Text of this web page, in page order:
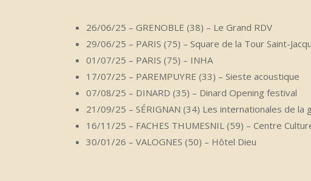
26/06/25 – GRENOBLE (38) – Le Grand RDV
29/06/25 – PARIS (75) – Square de la Tour Saint-
01/07/25 – PARIS (75) – INHA
17/07/25 – PAREMPUYRE (33) – Sieste acoustique
07/08/25 – DINARD (35) – Dinard Opening festival
21/09/25 – SÉRIGNAN (34) Les internationales de la
16/11/25 – FACHES THUMESNIL (59) – Centre
30/01/26 – VALOGNES (50) – Hôtel Dieu